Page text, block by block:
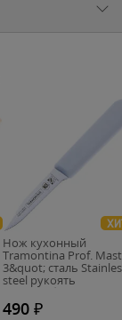
Нож кухонный
Tramontina Prof.
3&quot; сталь
steel рукоять
поликарбонат
(24626/083)
490 ₽